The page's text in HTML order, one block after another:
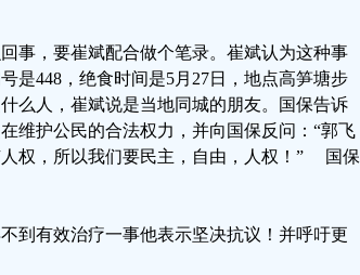
事，要崔斌配合做个笔录。崔斌认为这种事
是448，绝食时间是5月27日，地点高笋塘步
么人，崔斌说是当地同城的朋友。国保告诉
维护公民的合法权力，并向国保反问：“郭飞
权，所以我们要民主，自由，人权！” 国保
到有效治疗一事他表示坚决抗议！并呼吁更